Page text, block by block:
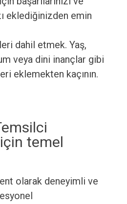
eklediğinizden emin
dahil etmek. Yaş,
veya dini inançlar gibi
eklemekten kaçının.
temel
olarak deneyimli ve